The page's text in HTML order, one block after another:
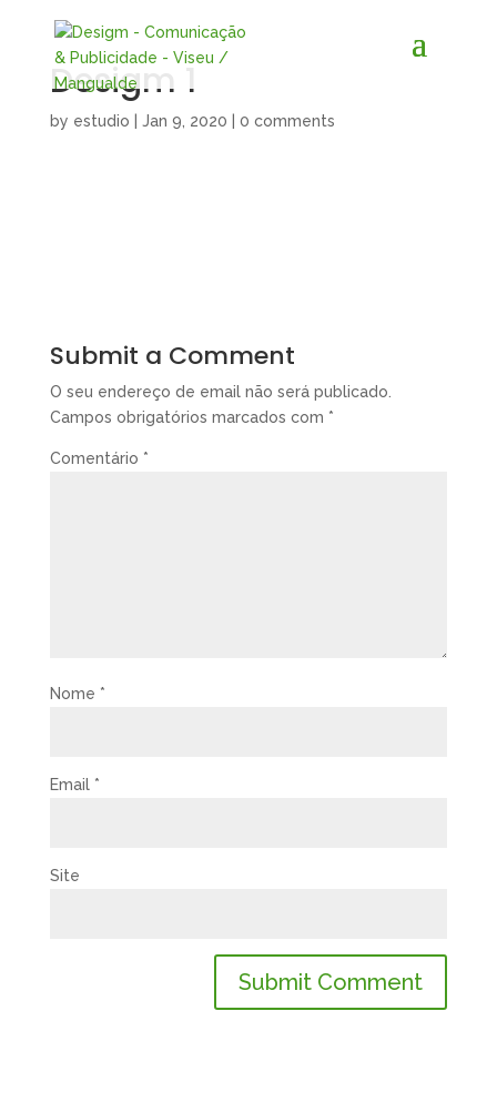
Desigm 1
by estudio Jan 9, 2020 0 comments
Submit a Comment
O seu endereço de email não será publicado.
Campos obrigatórios marcados com *
Comentário *
Nome *
Email *
Site